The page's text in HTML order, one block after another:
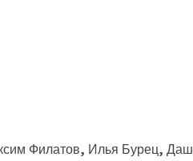
Филатов, Илья Бурец,